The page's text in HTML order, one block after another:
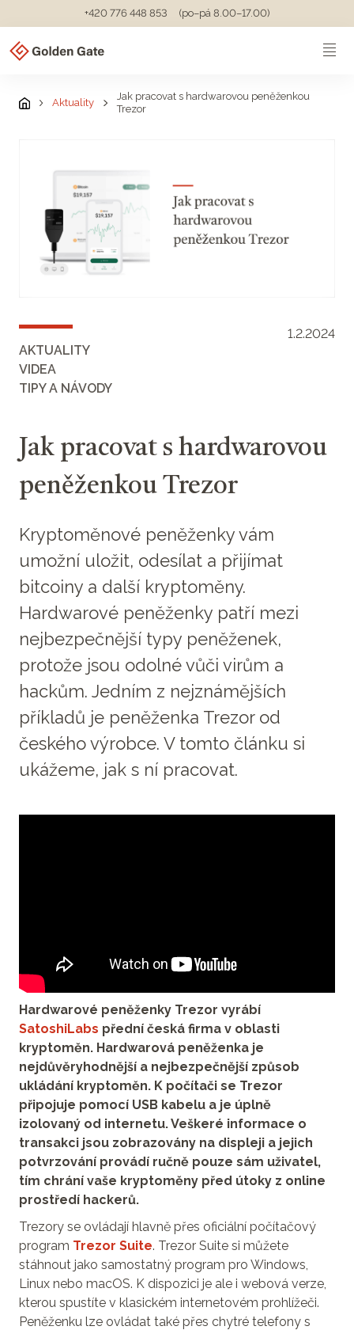
+420 776 448 853 (po–pá 8.00–17.00)
Aktuality
Jak pracovat s hardwarovou peněženkou
Trezor
AKTUALITY
VIDEA
TIPY A NÁVODY
1.2.2024
Jak pracovat s hardwarovou
peněženkou Trezor
Kryptoměnové peněženky vám
umožní uložit, odesílat a přijímat
bitcoiny a další kryptoměny.
Hardwarové peněženky patří mezi
nejbezpečnější typy peněženek,
protože jsou odolné vůči virům a
hackům. Jedním z nejznámějších
příkladů je peněženka Trezor od
českého výrobce. V tomto článku si
ukážeme, jak s ní pracovat.
Hardwarové peněženky Trezor vyrábí
SatoshiLabs přední česká firma v oblasti
kryptoměn. Hardwarová peněženka je
nejdůvěryhodnější a nejbezpečnější způsob
ukládání kryptoměn. K počítači se Trezor
připojuje pomocí USB kabelu a je úplně
izolovaný od internetu. Veškeré informace o
transakci jsou zobrazovány na displeji a jejich
potvrzování provádí ručně pouze sám uživatel,
tím chrání vaše kryptoměny před útoky z online
prostředí hackerů.
Trezory se ovládají hlavně přes oficiální počítačový
program Trezor Suite. Trezor Suite si můžete
stáhnout jako samostatný program pro Windows,
Linux nebo macOS. K dispozici je ale i webová verze,
kterou spustíte v klasickém internetovém prohlížeči.
Peněženku lze ovládat také přes chytré telefony s